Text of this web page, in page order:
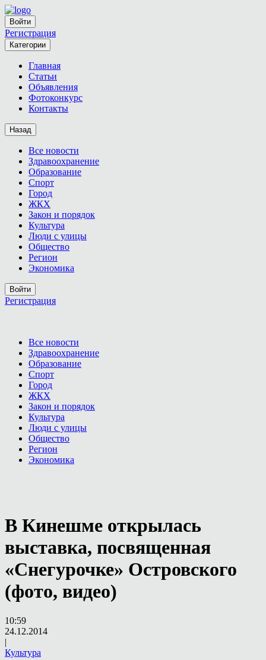
Войти
Регистрация
Категории
Главная
Статьи
Объявления
Фотоконкурс
Контакты
Назад
Все новости
Здравоохранение
Образование
Спорт
Город
ЖКХ
Закон и порядок
Культура
Люди с улицы
Общество
Регион
Экономика
Войти
Регистрация
Все новости
Здравоохранение
Образование
Спорт
Город
ЖКХ
Закон и порядок
Культура
Люди с улицы
Общество
Регион
Экономика
В Кинешме открылась
выставка, посвященная
«Снегурочке» Островского
(фото, видео)
10:59
24.12.2014
|
Культура